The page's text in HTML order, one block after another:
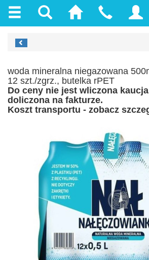
woda mineralna niegazowana
12 szt./zgrz., butelka rPET
Do ceny nie jest wliczona
doliczona na fakturze.
Koszt transportu - zobacz